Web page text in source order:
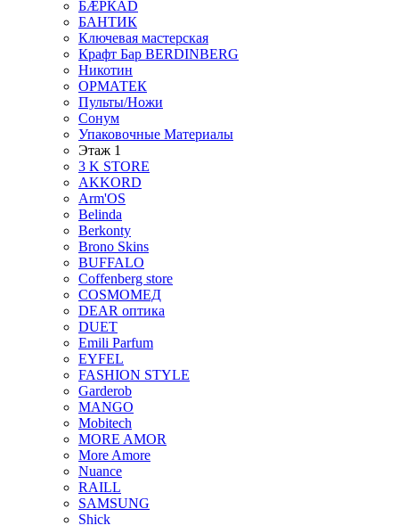
БÆРКАD
БАНТИК
Ключевая мастерская
Крафт Бар BERDINBERG
Никотин
ОРМАТЕК
Пульты/Ножи
Сонум
Упаковочные Материалы
Этаж 1
3 K STORE
AKKORD
Arm'OS
Belinda
Berkonty
Brono Skins
BUFFALO
Coffenberg store
COSMOМЕД
DEAR оптика
DUET
Emili Parfum
EYFEL
FASHION STYLE
Garderob
MANGO
Mobitech
MORE AMOR
More Amore
Nuance
RAILL
SAMSUNG
Shick